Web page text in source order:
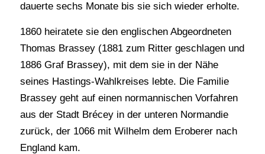
dauerte sechs Monate bis sie sich wieder erholte.
1860 heiratete sie den englischen Abgeordneten
Thomas Brassey (1881 zum Ritter geschlagen und
1886 Graf Brassey), mit dem sie in der Nähe
seines Hastings-Wahlkreises lebte. Die Familie
Brassey geht auf einen normannischen Vorfahren
aus der Stadt Brécey in der unteren Normandie
zurück, der 1066 mit Wilhelm dem Eroberer nach
England kam.